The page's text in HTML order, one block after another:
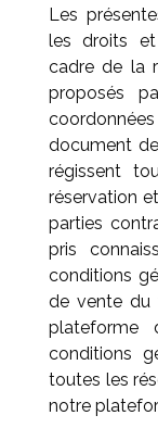
Les
les droits
cadre de la
proposés
document
régissent
réservation
parties
pris
conditions
de vente du
plateforme
conditions
toutes les
notre